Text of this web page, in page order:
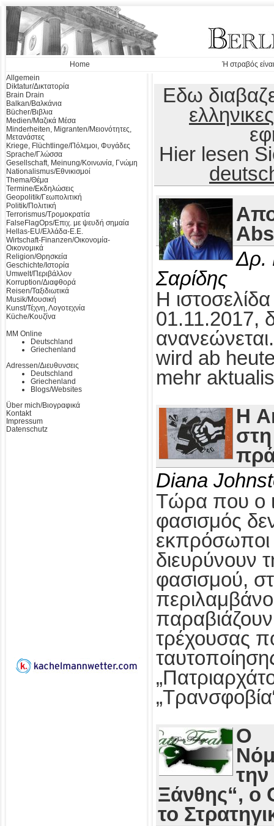
Home
Ή στραβός
Allgemein
Diktatur/Δικτατορία
Brain Drain
Balkan/Βαλκάνια
Bücher/Βιβλια
Medien/Μαζικά Μέσα
Minderheiten, Migranten/Μειονότητες,
Μετανάστες
Kriege, Flüchtlinge/Πόλεμοι, Φυγάδες
Sprache/Γλώσσα
Gesellschaft, Meinung/Κοινωνία, Γνώμη
Nationalismus/Εθνικισμοί
Thema/Θέμα
Termine/Εκδηλώσεις
Geopolitik/Γεωπολιτική
Politik/Πολιτική
Terrorismus/Τρομοκρατία
FalseFlagOps/Επιχ. με ψευδή σημαία
Hellas-EU/Ελλάδα-Ε.Ε.
Wirtschaft-Finanzen/Οικονομία-
Οικονομικά
Religion/Θρησκεία
Geschichte/Ιστορία
Umwelt/Περιβάλλον
Korruption/Διαφθορά
Reisen/Ταξιδιωτικά
Musik/Μουσική
Kunst/Τέχνη, Λογοτεχνία
Küche/Κουζίνα
MM Online
Deutschland
Griechenland
Adressen/Διευθυνσεις
Deutschland
Griechenland
Blogs/Websites
Über mich/Βιογραφικά
Kontakt
Impressum
Datenschutz
Εδω
ελληνικες
Hier lesen
Δρ.
Σαρίδης
Η
01.11.2017,
wird ab
mehr
Η
Diana
Τώρα που ο
φασισμός
εκπρόσωποι
διευρύνουν
φασισμού,
τρέχουσας
Ο
Ξάνθης“, ο
το